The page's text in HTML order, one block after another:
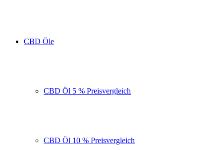
CBD Öle
CBD Öl 5 % Preisvergleich
CBD Öl 10 % Preisvergleich